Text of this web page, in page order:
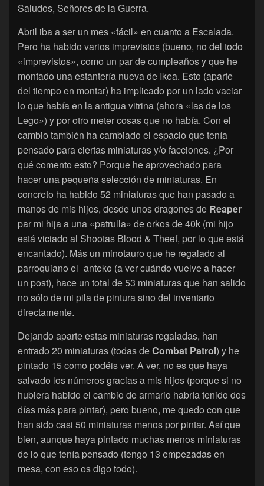
Saludos, Señores de la Guerra.
Abril iba a ser un mes «fácil» en cuanto a Escalada.
Pero ha habido varios imprevistos (bueno, no del todo
«imprevistos», como un par de cumpleaños y que he
montado una estantería nueva de Ikea. Esto (aparte
del tiempo en montar) ha implicado por un lado vaciar
lo que había en la antigua vitrina (ahora «las de los
Lego») y por otro meter cosas que no había. Con el
cambio también ha cambiado el espacio que tenía
pensado para ciertas miniaturas y/o facciones. ¿Por
qué comento esto? Porque he aprovechado para
hacer una pequeña selección de miniaturas. En
concreto ha habido 52 miniaturas que han pasado a
manos de mis hijos, desde unos dragones de Reaper
par mi hija a una «patrulla» de orkos de 40k (mi hijo
está viciado al Shootas Blood & Theef, por lo que está
encantado). Más un minotauro que he regalado al
parroquiano el_anteko (a ver cuándo vuelve a hacer
un post), hace un total de 53 miniaturas que han salido
no sólo de mi pila de pintura sino del inventario
directamente.
Dejando aparte estas miniaturas regaladas, han
entrado 20 miniaturas (todas deCombat Patrol) y he
pintado 15 como podéis ver. A ver, no es que haya
salvado los números gracias a mis hijos (porque si no
hubiera habido el cambio de armario habría tenido dos
días más para pintar), pero bueno, me quedo con que
han sido casi 50 miniaturas menos por pintar. Así que
bien, aunque haya pintado muchas menos miniaturas
de lo que tenía pensado (tengo 13 empezadas en
mesa, con eso os digo todo).